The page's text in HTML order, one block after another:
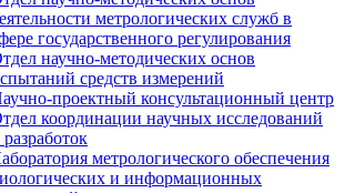
метрологических служб в
государственного регулирования
научно-методических основ
средств измерений
проектный консультационный центр
координации научных исследований
метрологического обеспечения
и информационных